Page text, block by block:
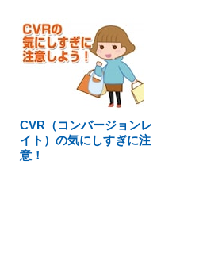
CVR（コンバージョンレ
イト）の気にしすぎに注
意！